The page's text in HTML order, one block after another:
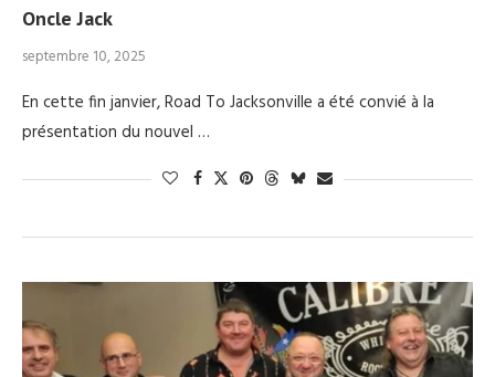
Oncle Jack
septembre 10, 2025
En cette fin janvier, Road To Jacksonville a été convié à la
présentation du nouvel …